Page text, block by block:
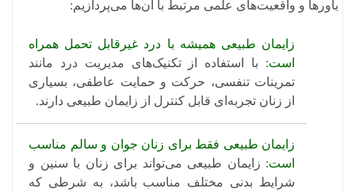
باورها و واقعیت‌های علمی مرتبط با آن‌ها می‌پردازیم:​
زایمان طبیعی همیشه با درد غیرقابل تحمل همراه
است: با استفاده از تکنیک‌های مدیریت درد مانند
تمرینات تنفسی، حرکت و حمایت عاطفی، بسیاری
از زنان تجربه‌ای قابل کنترل از زایمان طبیعی دارند.
زایمان طبیعی فقط برای زنان جوان و سالم مناسب
است: زایمان طبیعی می‌تواند برای زنان با سنین و
شرایط بدنی مختلف مناسب باشد، به شرطی که